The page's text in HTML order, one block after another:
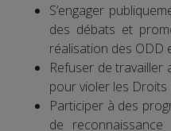
S’engager
des débats et
réalisation des ODD
Refuser de travailler
pour violer les Droits
Participer à des
de